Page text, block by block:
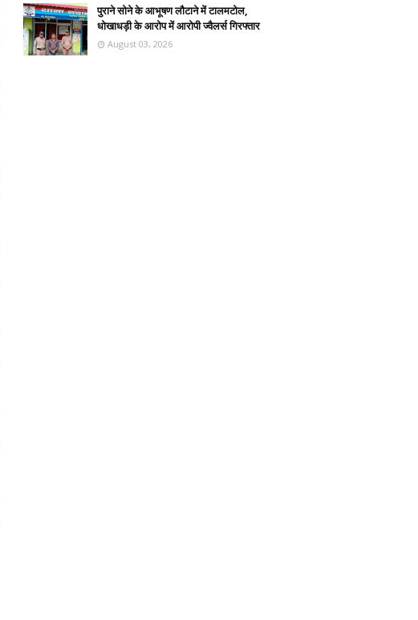
पुराने सोने के आभूषण लौटाने में टालमटोल,
धोखाधड़ी के आरोप में आरोपी ज्वैलर्स गिरफ्तार
August 03, 2026